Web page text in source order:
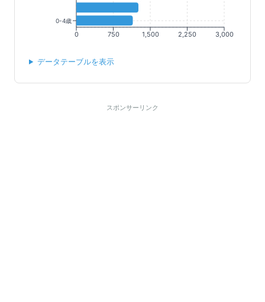
0 750 1,500 2,250 3,000
0-4歳
データテーブルを表示
スポンサーリンク